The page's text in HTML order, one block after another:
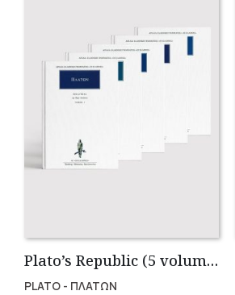
Plato’s Republic (5 volumes)
PLATO - ΠΛΑΤΩΝ